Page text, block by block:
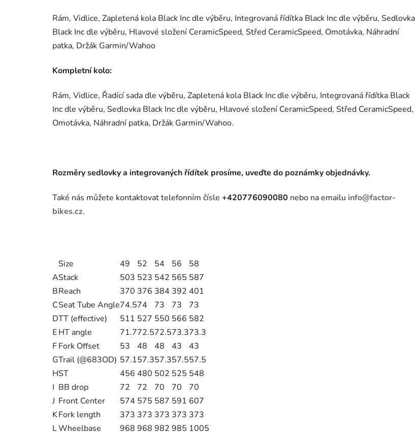
Rám, Vidlice, Zapletená kola Black Inc dle výběru, Integrovaná řídítka Black Inc dle výběru, Sedlovka
Black Inc dle výběru, Hlavové složení CeramicSpeed, Střed CeramicSpeed, Omotávka, Náhradní
patka, Držák Garmin/Wahoo
Kompletní kolo:
Rám, Vidlice, Řadící sada dle výběru, Zapletená kola Black Inc dle výběru, Integrovaná řídítka Black
Inc dle výběru, Sedlovka Black Inc dle výběru, Hlavové složení CeramicSpeed, Střed CeramicSpeed,
Omotávka, Náhradní patka, Držák Garmin/Wahoo.
Rozměry sedlovky a integrovaných řídítek prosíme, uveďte do poznámky objednávky.
Také nás můžete kontaktovat telefonním čísle +420776090080 nebo na emailu info@factor-
bikes.cz.
Size 49 52 54 56
58
AStack 503 523 542 565 587
BReach 370 376 384 392 401
CSeat Tube Angle74.574 73 73
73
DTT (effective) 511 527 550 566 582
EHT angle 71.772.572.573.373.3
FFork Offset 53 48 48 43
43
GTrail (@683OD) 57.157.357.357.557.5
HST 456 480 502 525 548
I BB drop 72 72 70 70
70
J Front Center 574 575 587 591 607
KFork length 373 373 373 373 373
LWheelbase 968 968 982 985 1005